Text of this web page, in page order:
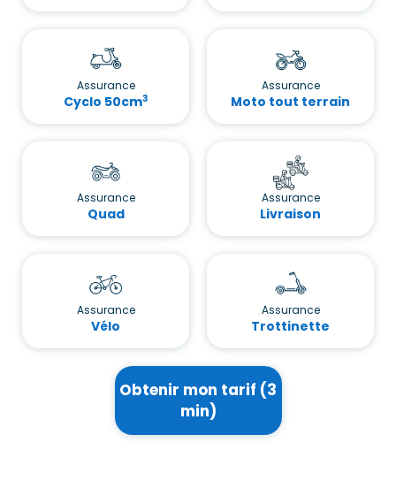
Assurance
Cyclo 50cm3
Assurance
Moto tout terrain
Assurance
Quad
Assurance
Livraison
Assurance
Vélo
Assurance
Trottinette
Obtenir mon tarif (3
min)